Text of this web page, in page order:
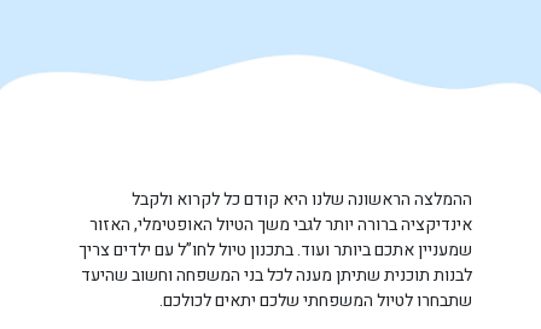
ההמלצה הראשונה שלנו היא קודם כל לקרוא ולקבל
אינדיקציה ברורה יותר לגבי משך הטיול האופטימלי, האזור
שמעניין אתכם ביותר ועוד. בתכנון טיול לחו”ל עם ילדים צריך
לבנות תוכנית שתיתן מענה לכל בני המשפחה וחשוב שהיעד
שתבחרו לטיול המשפחתי שלכם יתאים לכולכם.